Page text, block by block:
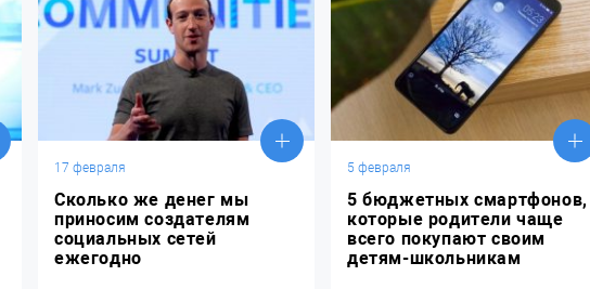
17 февраля
Сколько же денег мы
приносим создателям
социальных сетей
ежегодно
5 февраля
5 бюджетных смартфонов,
которые родители чаще
всего покупают своим
детям-школьникам